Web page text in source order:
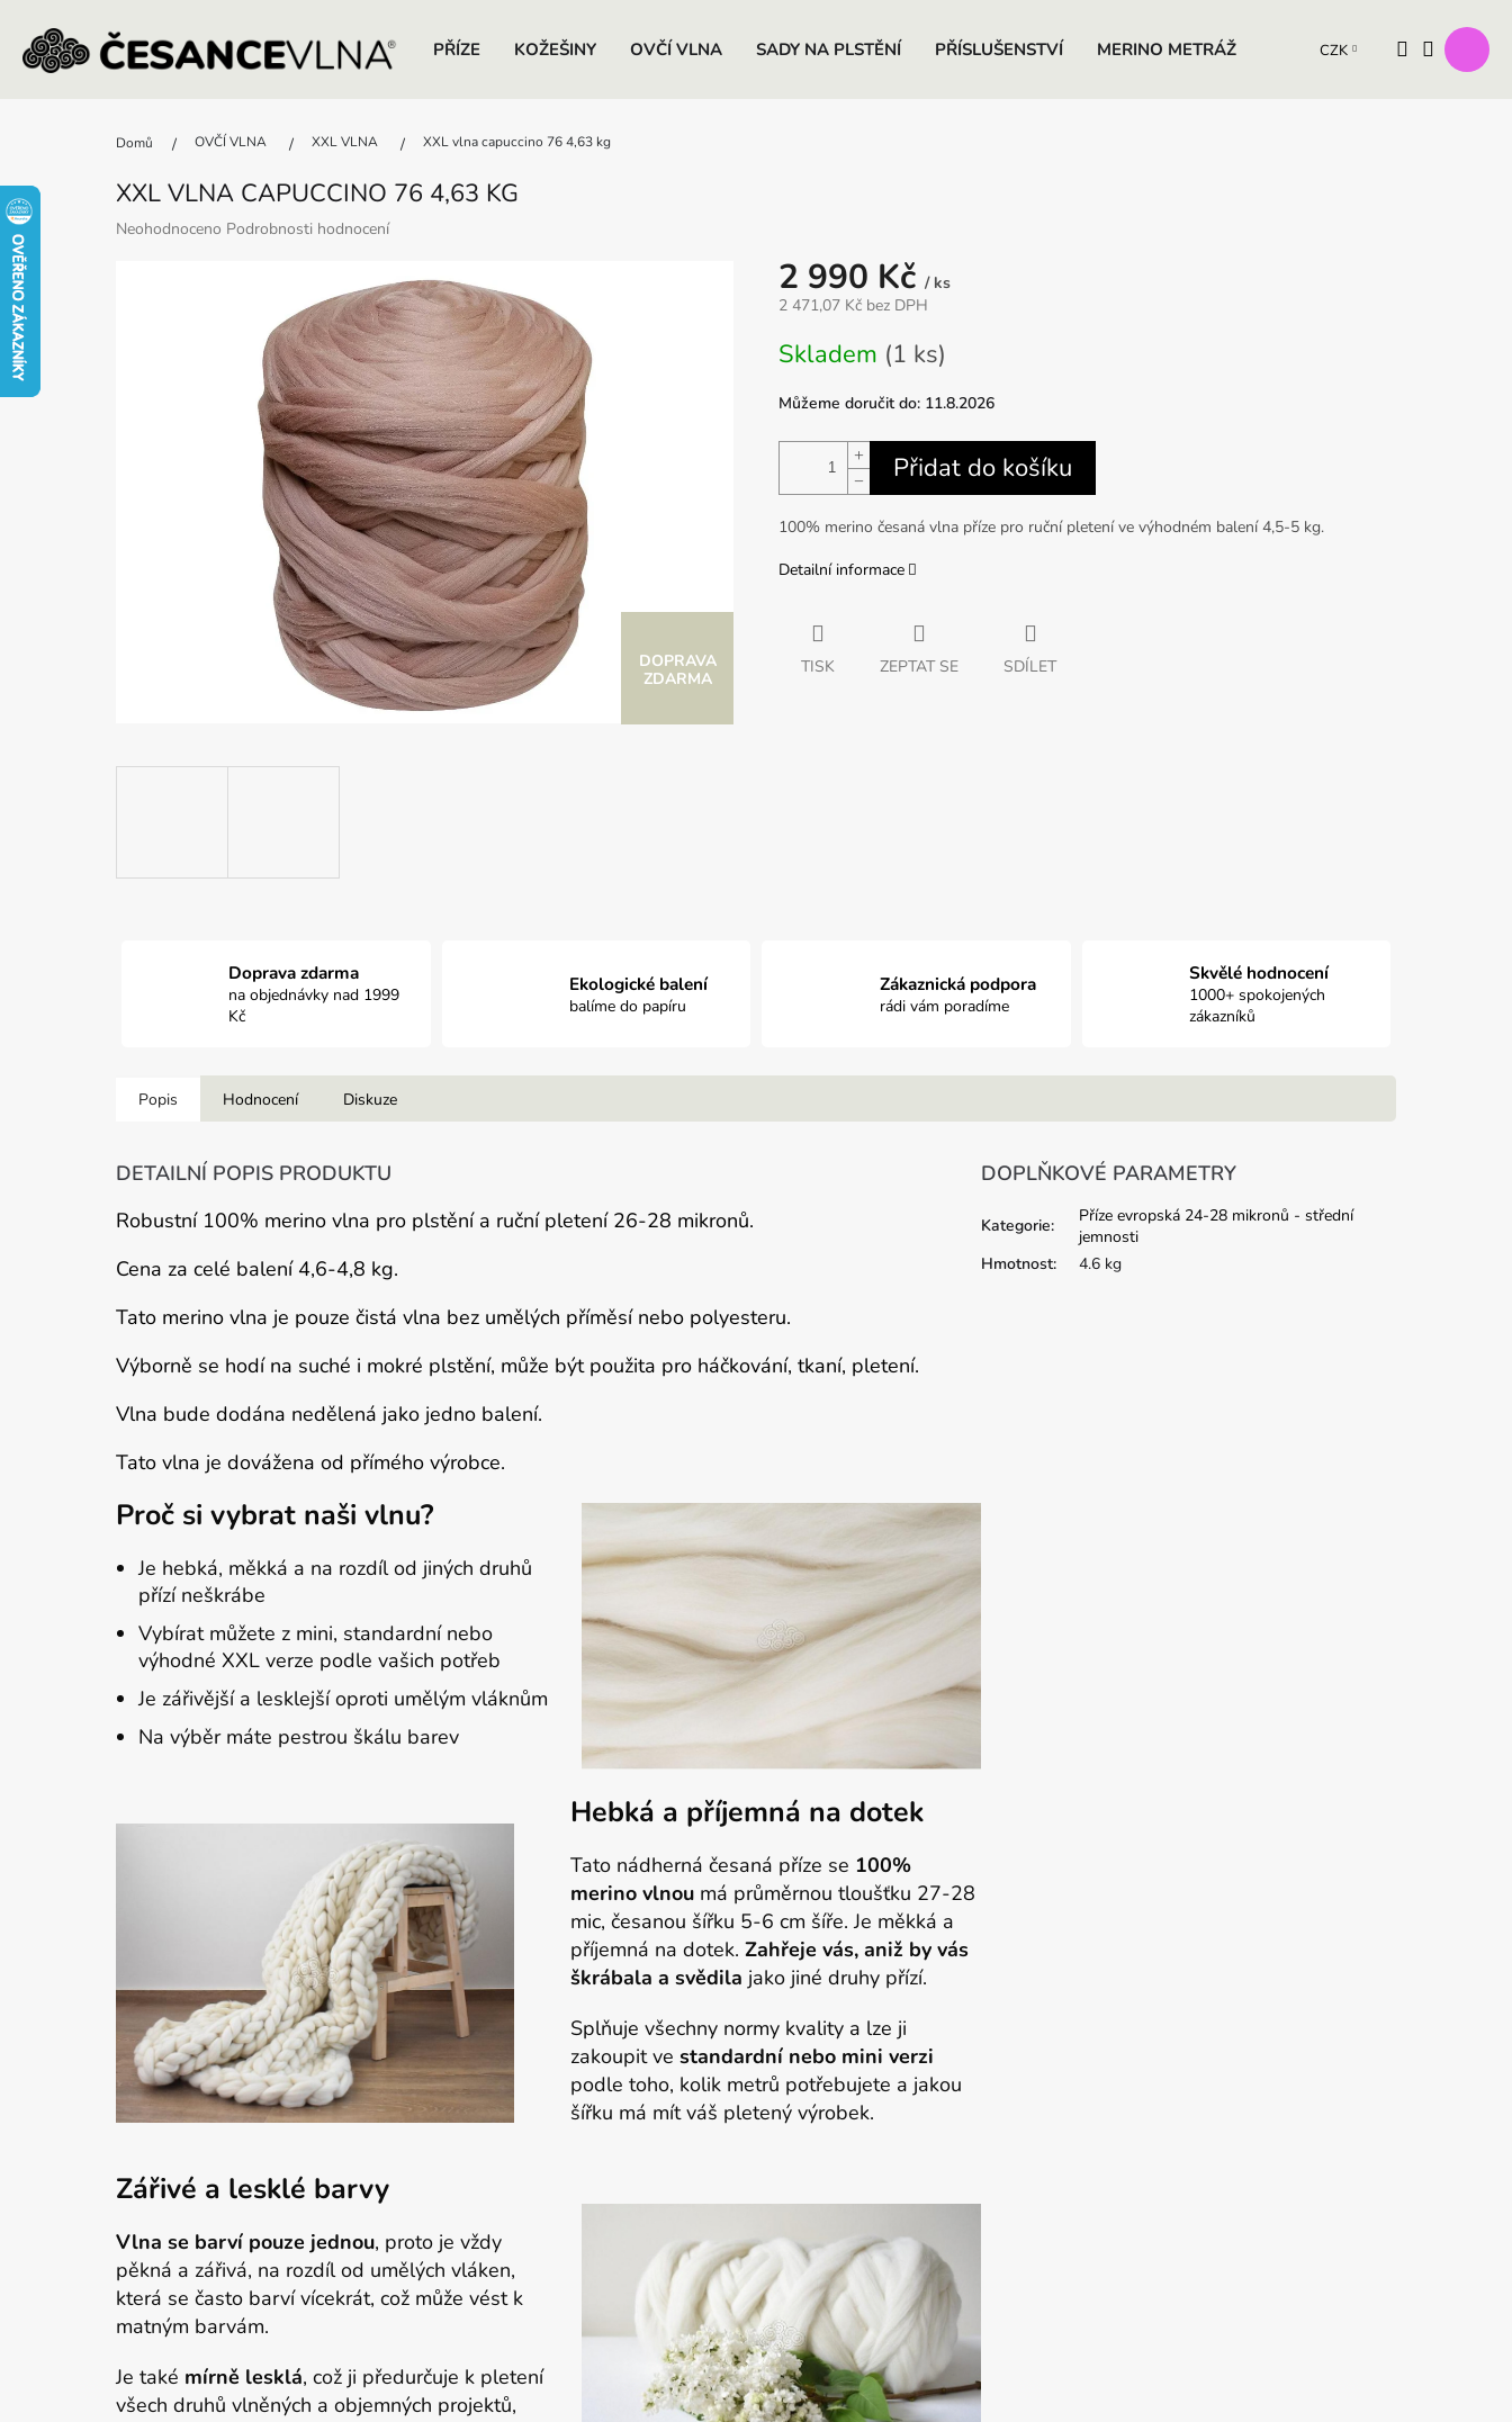
CZK
PŘÍZE KOŽEŠINY OVČÍ VLNA SADY NA PLSTĚNÍ PŘÍSLUŠENSTVÍ MERINO METRÁŽ VÝROBKY Z OVČÍ VLNY
Domů OVČÍ VLNA XXL VLNA XXL vlna capuccino 76 4,63 kg
XXL VLNA CAPUCCINO 76 4,63 KG
Průměrné
Neohodnoceno Podrobnosti hodnocení
Z
M
A
ZDARMA
2 990 Kč / ks
2 471,07 Kč bez DPH
cena:
Skladem (1 ks)
Můžeme doručit do: 11.8.2026
+
−
Přidat do košíku
100% merino česaná vlna příze pro ruční pletení ve výhodném balení 4,5-5 kg.
Detailní informace
TISK ZEPTAT SE SDÍLET
Doprava zdarma
na objednávky nad 1999
Kč
Ekologické balení
balíme do papíru
Zákaznická podpora
rádi vám poradíme
Skvělé hodnocení
1000+ spokojených
zákazníků
Popis Hodnocení Diskuze
DETAILNÍ POPIS PRODUKTU
Robustní 100% merino vlna pro plstění a ruční pletení 26-28 mikronů.
Cena za celé balení 4,6-4,8 kg.
Tato merino vlna je pouze čistá vlna bez umělých příměsí nebo polyesteru.
Výborně se hodí na suché i mokré plstění, může být použita pro háčkování, tkaní, pletení.
Vlna bude dodána nedělená jako jedno balení.
Tato vlna je dovážena od přímého výrobce.
Proč si vybrat naši vlnu?
Je hebká, měkká a na rozdíl od jiných druhů
přízí neškrábe
Vybírat můžete z mini, standardní nebo
výhodné XXL verze podle vašich potřeb
Je zářivější a lesklejší oproti umělým vláknům
Na výběr máte pestrou škálu barev
Hebká a příjemná na dotek
Tato nádherná česaná příze se 100%
merino vlnou má průměrnou tloušťku 27-28
mic, česanou šířku 5-6 cm šíře. Je měkká a
příjemná na dotek.Zahřeje vás, aniž by vás
škrábala a svědila jako jiné druhy přízí.
Splňuje všechny normy kvality a lze ji
zakoupit vestandardní nebo mini verzi
podle toho, kolik metrů potřebujete a jakou
šířku má mít váš pletený výrobek.
Zářivé a lesklé barvy
Vlna se barví pouze jednou, proto je vždy
pěkná a zářivá, na rozdíl od umělých vláken,
která se často barví vícekrát, což může vést k
matným barvám.
Je také mírně lesklá, což ji předurčuje k pletení
všech druhů vlněných a objemných projektů,
DOPLŇKOVÉ PARAMETRY
Kategorie:
Příze evropská 24-28 mikronů - střední
jemnosti
Hmotnost: 4.6 kg